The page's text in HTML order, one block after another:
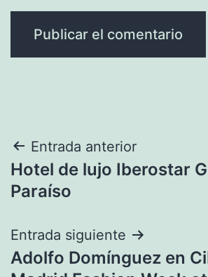
Navegación
de
Entrada anterior
Hotel de lujo Iberostar
Paraíso
Entrada siguiente
Adolfo Domínguez en